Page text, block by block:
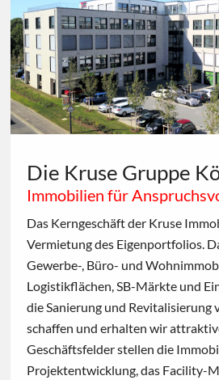
Die Kruse Gruppe
Immobilien für
Das Kerngeschäft der Kruse
Vermietung des Eigenportfolios.
Gewerbe-, Büro- und
Logistikflächen, SB-Märkte und
die Sanierung und Revitalisierung
schaffen und erhalten wir
Geschäftsfelder stellen die
Projektentwicklung, das Facility-